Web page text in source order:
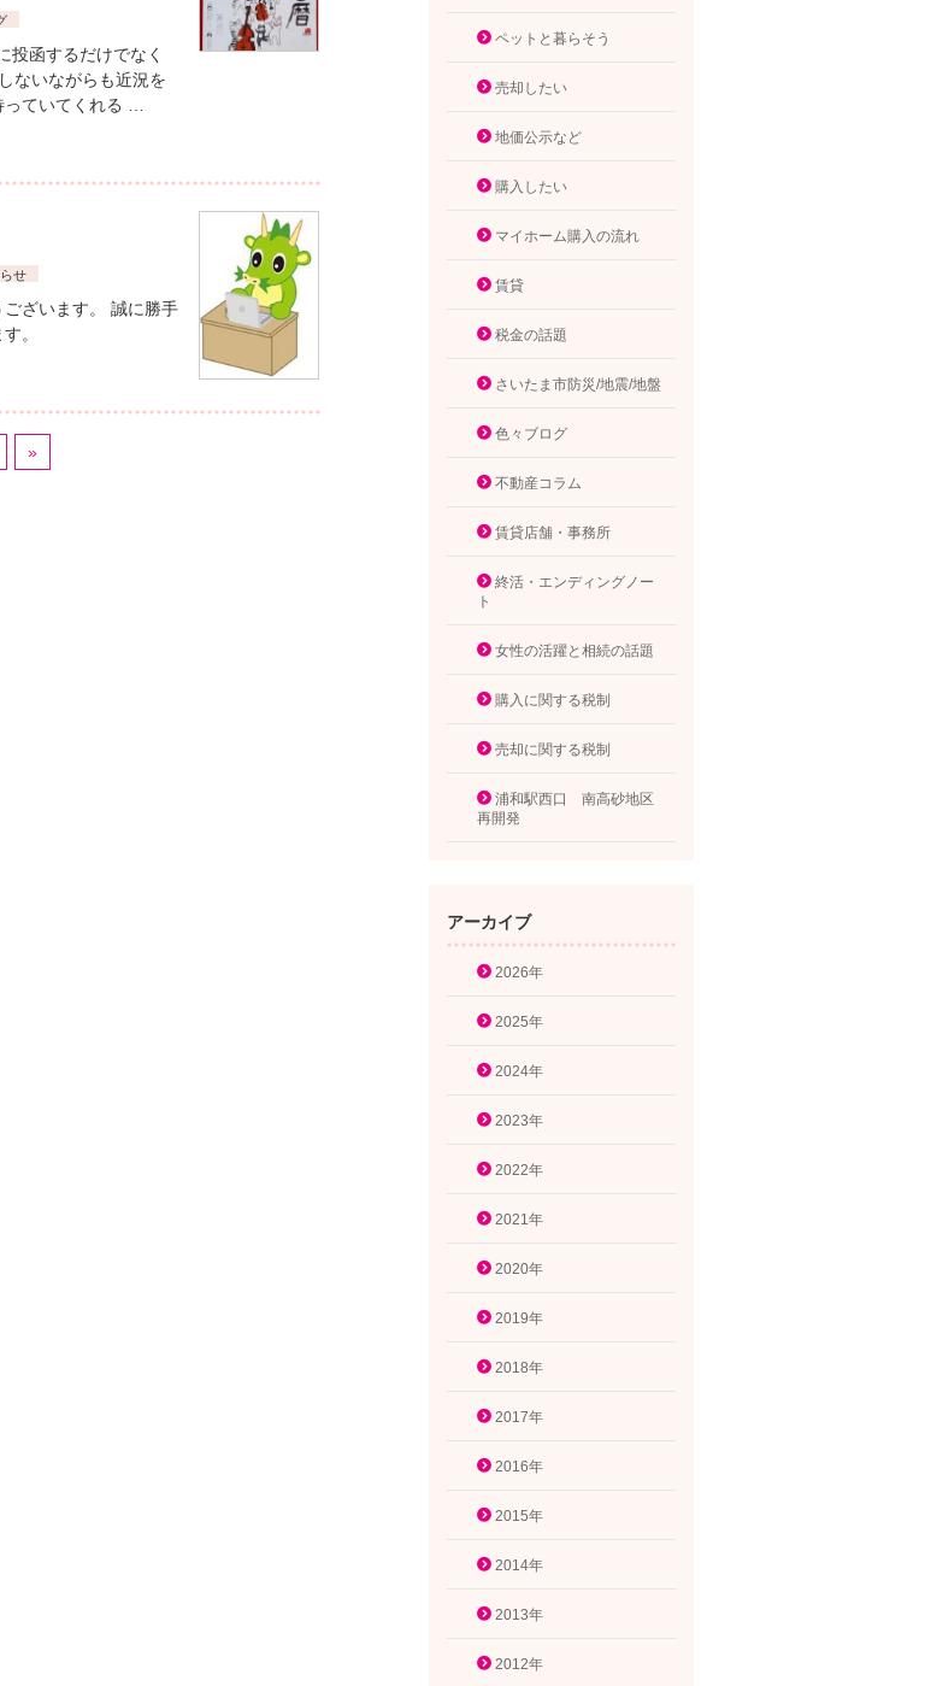
函するだけでなく
ないながらも近況を
ていてくれる …
せ
ざいます。 誠に勝手
。
»
ペットと暮らそう
売却したい
地価公示など
購入したい
マイホーム購入の流れ
賃貸
税金の話題
さいたま市防災/地震/地盤
色々ブログ
不動産コラム
賃貸店舗・事務所
終活・エンディングノー
ト
女性の活躍と相続の話題
購入に関する税制
売却に関する税制
浦和駅西口 南高砂地区
再開発
アーカイブ
2026年
2025年
2024年
2023年
2022年
2021年
2020年
2019年
2018年
2017年
2016年
2015年
2014年
2013年
2012年